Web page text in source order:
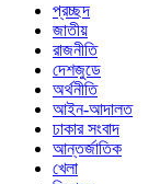
প্রচ্ছদ
জাতীয়
রাজনীতি
দেশজুডে
অর্থনীতি
আইন-আদালত
ঢাকার সংবাদ
আন্তর্জাতিক
খেলা